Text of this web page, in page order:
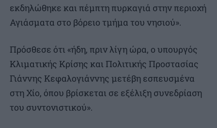
εκδηλώθηκε και πέμπτη πυρκαγιά στην περιοχή
Αγιάσματα στο βόρειο τμήμα του νησιού».
Πρόσθεσε ότι «ήδη, πριν λίγη ώρα, ο υπουργός
Κλιματικής Κρίσης και Πολιτικής Προστασίας
Γιάννης Κεφαλογιάννης μετέβη εσπευσμένα
στη Χίο, όπου βρίσκεται σε εξέλιξη συνεδρίαση
του συντονιστικού».